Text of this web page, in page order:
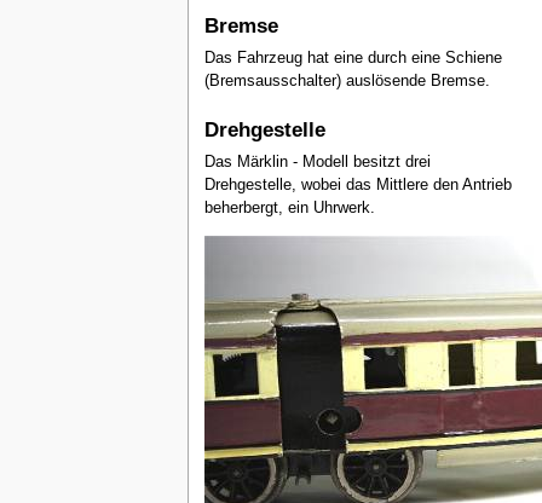
Bremse
Das Fahrzeug hat eine durch eine Schiene
(Bremsausschalter) auslösende Bremse.
Drehgestelle
Das Märklin - Modell besitzt drei
Drehgestelle, wobei das Mittlere den Antrieb
beherbergt, ein Uhrwerk.